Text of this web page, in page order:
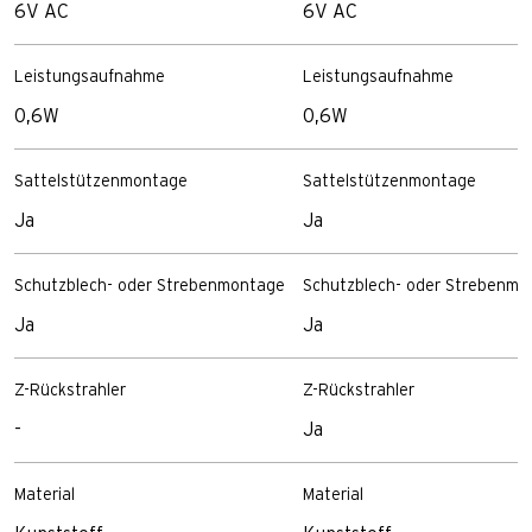
6V AC
Leistungsaufnahme
0,6W
Sattelstützenmontage
Ja
Schutzblech- oder Strebenmontage
Ja
Z-Rückstrahler
-
Material
6V AC
Leistungsaufnahme
0,6W
Sattelstützenmontage
Ja
Schutzblech- oder
Ja
Z-Rückstrahler
Ja
Material